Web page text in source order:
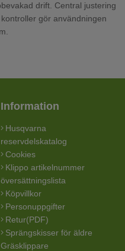
drift. Central justering
gör användningen
Information
Husqvarna
reservdelskatalog
Cookies
Klippo artikelnummer
översättningslista
Köpvillkor
Personuppgifter
Retur(PDF)
Sprängskisser för äldre
Gräsklippare